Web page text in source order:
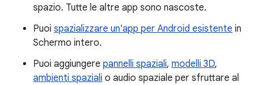
spazio. Tutte le altre app sono nascoste.
Puoi spazializzare un'app per Android esistente in
Schermo intero.
Puoi aggiungere pannelli spaziali, modelli 3D,
ambienti spaziali o audio spaziale per sfruttare al